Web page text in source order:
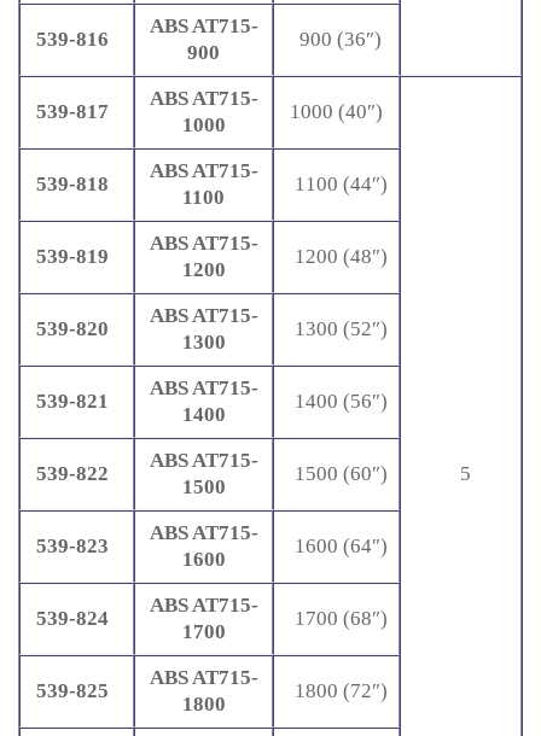
539-816
ABS AT715-
900
900 (36″)
539-817
ABS AT715-
1000
1000 (40″)
5
539-818
ABS AT715-
1100
1100 (44″)
539-819
ABS AT715-
1200
1200 (48″)
539-820
ABS AT715-
1300
1300 (52″)
539-821
ABS AT715-
1400
1400 (56″)
539-822
ABS AT715-
1500
1500 (60″)
539-823
ABS AT715-
1600
1600 (64″)
539-824
ABS AT715-
1700
1700 (68″)
539-825
ABS AT715-
1800
1800 (72″)